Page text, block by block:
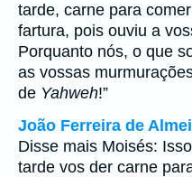
tarde, carne para
fartura, pois ouviu a
Porquanto nós, o que
as vossas
de Yahweh!”
João Ferreira de
Disse mais Moisés:
tarde vos der carne